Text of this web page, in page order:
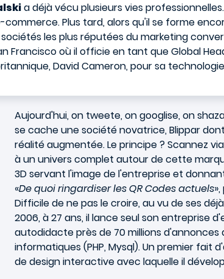
a déjà vécu plusieurs vies
Plus tard, alors qu'il se forme
les plus réputées du marketing
Francisco où il officie en tant que Global
David Cameron, pour sa
Aujourd'hui, on tweete, on googlise, on
se cache une société novatrice, Blippar
réalité augmentée. Le principe ? Scannez
à un univers complet autour de cette
3D servant l'image de l'entreprise et
«De quoi ringardiser les QR Codes actuels
Difficile de ne pas le croire, au vu de ses
2006, à 27 ans, il lance seul son entreprise
autodidacte près de 70 millions
informatiques (PHP, Mysql). Un premier
de design interactive avec laquelle il